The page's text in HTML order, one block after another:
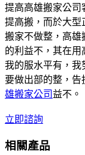
提高高雄搬家公司
提高搬，而於大型
搬家不做整，高雄
的利益不，其在
我的服水平有，我
要做出部的整，告
雄搬家公司 益不。
立即諮詢
相關產品